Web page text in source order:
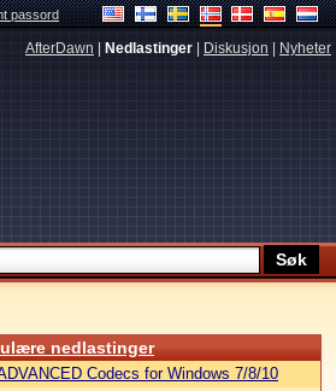
passord
AfterDawn Nedlastinger Diskusjon Nyheter
nedlastinger
Codecs for Windows 7/8/10